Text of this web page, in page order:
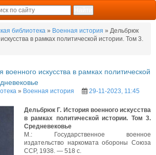
библиотека » Военная история » Дельбрюк
в рамках политической истории. Том 3.
искусства в рамках политической
» Военная история
29-11-2023, 11:45
Дельбрюк Г. История военного искусства
в рамках политической истории. Том 3.
Средневековье
М.: Государственное военное
издательство наркомата обороны Союза
ССР, 1938. — 518 с.